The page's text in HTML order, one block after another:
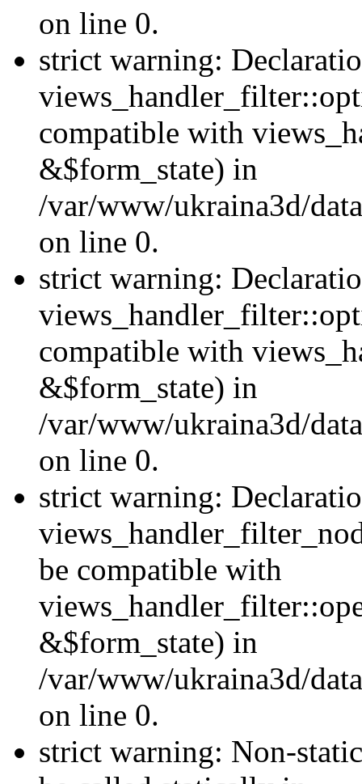
on line 0.
strict warning:
compatible with
&$form_state) in
/var/www/ukraina3d/
on line 0.
strict warning:
compatible with
&$form_state) in
/var/www/ukraina3d/
on line 0.
strict warning:
be compatible with
&$form_state) in
/var/www/ukraina3d/
on line 0.
strict warning: Non-